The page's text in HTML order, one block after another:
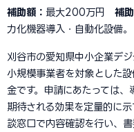
補助額： 最大200万円 補
力化機器導入・自動化設備
刈谷市の愛知県中小企業デ
小規模事業者を対象とした
金です。申請にあたっては
期待される効果を定量的に
談窓口で内容確認を行い、